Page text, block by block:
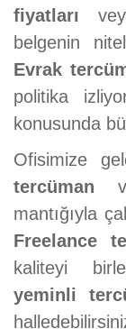
fiyatları
belgenin
Evrak
politika
konusunda
Ofisimize
tercüman
mantığıyla
Freelance
kaliteyi
yeminli